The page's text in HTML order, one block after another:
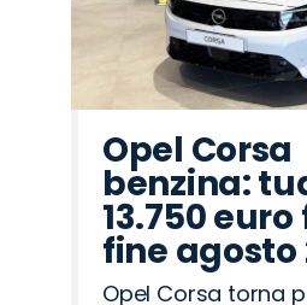
Opel Corsa
benzina:
13.750
fine agosto
Opel Corsa torna